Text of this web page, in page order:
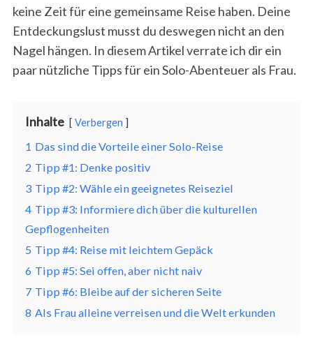
keine Zeit für eine gemeinsame Reise haben. Deine
Entdeckungslust musst du deswegen nicht an den
Nagel hängen. In diesem Artikel verrate ich dir ein
paar nützliche Tipps für ein Solo-Abenteuer als Frau.
Inhalte Verbergen
1 Das sind die Vorteile einer Solo-Reise
2 Tipp #1: Denke positiv
3 Tipp #2: Wähle ein geeignetes Reiseziel
4 Tipp #3: Informiere dich über die kulturellen
Gepflogenheiten
5 Tipp #4: Reise mit leichtem Gepäck
6 Tipp #5: Sei offen, aber nicht naiv
7 Tipp #6: Bleibe auf der sicheren Seite
8 Als Frau alleine verreisen und die Welt erkunden